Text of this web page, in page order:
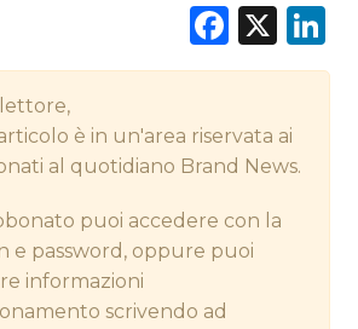
X
è in un'area riservata ai
al quotidiano Brand News.
puoi accedere con la
e password, oppure puoi
informazioni
scrivendo ad